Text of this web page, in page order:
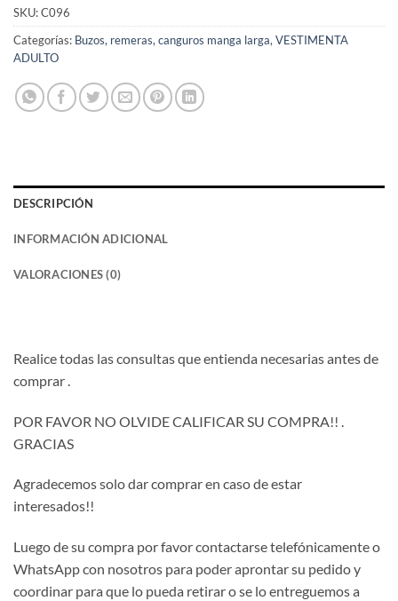
SKU:C096
Categorías: Buzos, remeras, canguros manga larga, VESTIMENTA
ADULTO
DESCRIPCIÓN
INFORMACIÓN ADICIONAL
VALORACIONES (0)
Realice todas las consultas que entienda necesarias antes de
comprar .
POR FAVOR NO OLVIDE CALIFICAR SU COMPRA!! .
GRACIAS
Agradecemos solo dar comprar en caso de estar
interesados!!
Luego de su compra por favor contactarse telefónicamente o
WhatsApp con nosotros para poder aprontar su pedido y
coordinar para que lo pueda retirar o se lo entreguemos a